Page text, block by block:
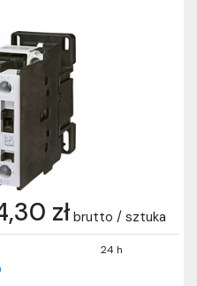
złbrutto / sztuka
24 h